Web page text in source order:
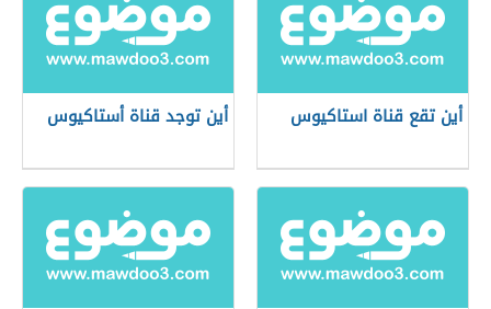
أين تقع قناة استاكيوس أين توجد قناة أستاكيوس